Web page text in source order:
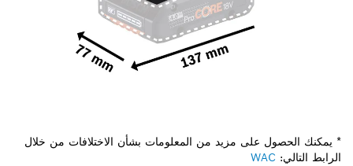
* يمكنك الحصول على مزيد من المعلومات بشأن الاختلافات من خلال
الرابط التالي: WAC